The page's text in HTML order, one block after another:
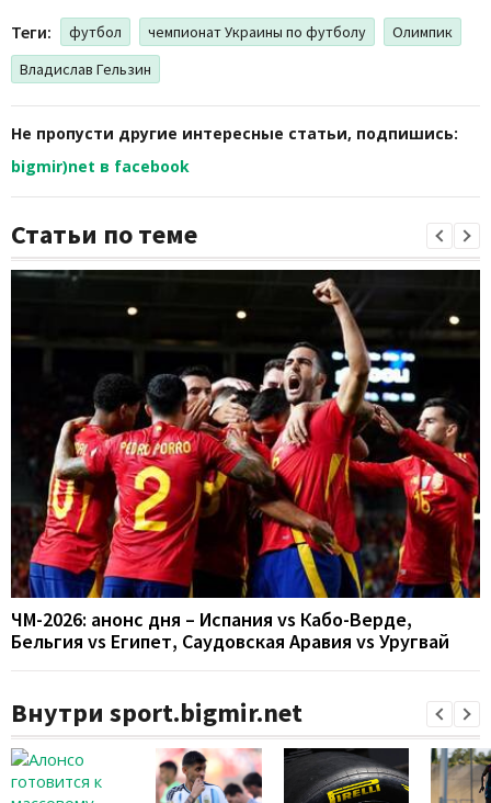
Теги: футбол чемпионат Украины по футболу
Олимпик
Владислав Гельзин
Не пропусти другие интересные статьи, подпишись:
bigmir)net в facebook
Статьи по теме
ЧМ-2026: анонс дня – Испания vs Кабо-Верде,
Бельгия vs Египет, Саудовская Аравия vs Уругвай
Внутри sport.bigmir.net